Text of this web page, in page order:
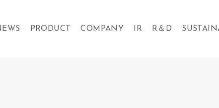
PRODUCT COMPANY IR R＆D